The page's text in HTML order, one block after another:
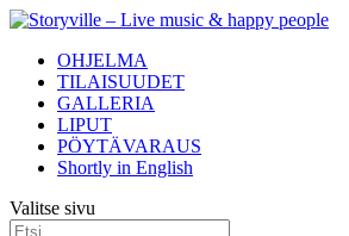
OHJELMA
TILAISUUDET
GALLERIA
LIPUT
PÖYTÄVARAUS
Shortly in English
Valitse sivu